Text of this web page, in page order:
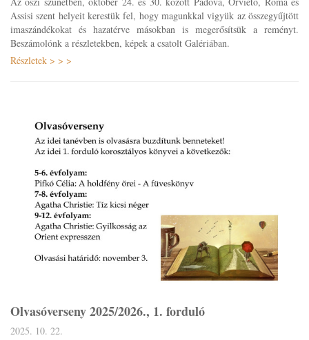
Assisi szent helyeit kerestük fel, hogy magunkkal vigyük az összegyűjtött
imaszándékokat és hazatérve másokban is megerősítsük a reményt.
Beszámolónk a részletekben, képek a csatolt Galériában.
Részletek > > >
Olvasóverseny 2025/2026., 1. forduló
2025. 10. 22.